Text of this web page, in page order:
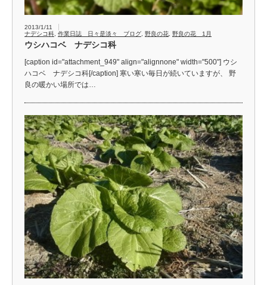
2013/1/11
ナデシコ科 作業日誌 日々是淡々 ブログ 野良の花 野良の花 1月
ウシハコベ ナデシコ科
[caption id="attachment_949" align="alignnone" width="500"] ウシ
ハコベ ナデシコ科[/caption] 寒い寒い毎日が続いていますが、 野
良の暖かい場所では…